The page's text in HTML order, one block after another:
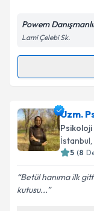
Kişisel
Powem
Lami Çelebi Sk.
Randevu
Uzm. Psk.
oluşturun.
takvim
Uzm.
Psikoloji
İstanbul,
5 (8
Betül hanıma ilk
kutusu...